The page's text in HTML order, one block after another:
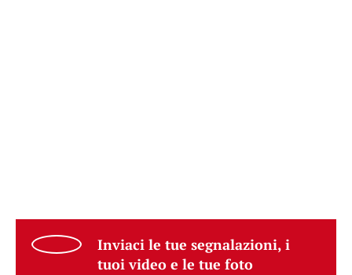
Inviaci le tue segnalazioni, i
tuoi video e le tue foto